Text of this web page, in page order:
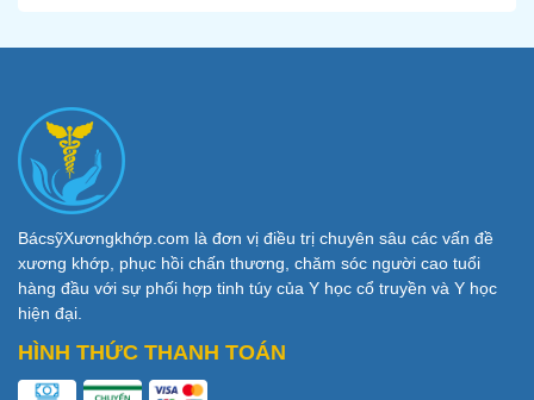
BácsỹXươngkhớp.com là đơn vị điều trị chuyên sâu các vấn đề
xương khớp, phục hồi chấn thương, chăm sóc người cao tuổi
hàng đầu với sự phối hợp tinh túy của Y học cổ truyền và Y học
hiện đại.
HÌNH THỨC THANH TOÁN